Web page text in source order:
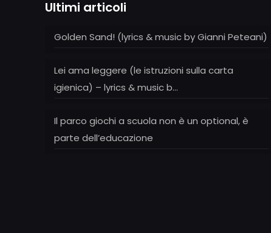
Ultimi articoli
Golden Sand! (lyrics & music by Gianni Peteani)
Lei ama leggere (le istruzioni sulla carta
igienica) – lyrics & music b…
Il parco giochi a scuola non è un optional, è
parte dell’educazione